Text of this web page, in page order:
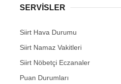
SERVİSLER
Siirt Hava Durumu
Siirt Namaz Vakitleri
Siirt Nöbetçi Eczanaler
Puan Durumları